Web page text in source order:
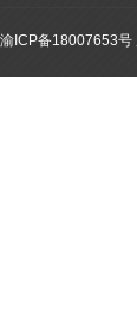
渝ICP备18007653号